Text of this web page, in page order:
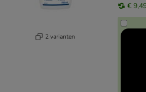
2 varianten
€